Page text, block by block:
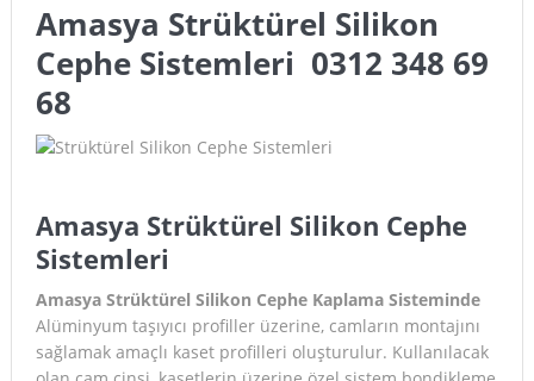
Amasya Strüktürel Silikon
Cephe Sistemleri 0312 348 69
68
Amasya Strüktürel Silikon Cephe
Sistemleri
Amasya Strüktürel Silikon Cephe Kaplama Sisteminde
Alüminyum taşıyıcı profiller üzerine, camların montajını
sağlamak amaçlı kaset profilleri oluşturulur. Kullanılacak